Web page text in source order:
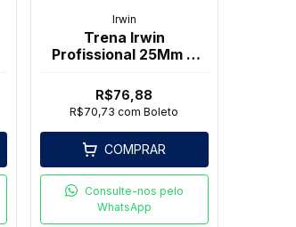
Irwin
Trena Irwin
Profissional 25Mm X
R$76,88
R$70,73com Boleto
COMPRAR
Consulte-nos pelo
WhatsApp